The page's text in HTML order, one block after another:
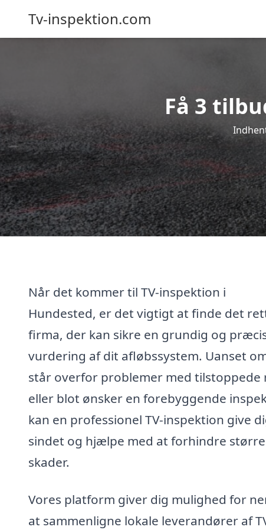
Tv-inspektion.com
Få 3
Når det kommer til TV-inspektion i
Hundested, er det vigtigt at finde det
firma, der kan sikre en grundig og
vurdering af dit afløbssystem. Uanset
står overfor problemer med tilstoppede
eller blot ønsker en forebyggende
kan en professionel TV-inspektion give
sindet og hjælpe med at forhindre større
skader.
Vores platform giver dig mulighed for
at sammenligne lokale leverandører af